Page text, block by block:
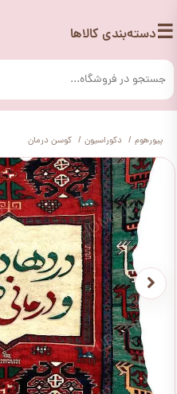
☰دسته‌بندی کالاها
پیورهوم دکوراسیون کوسن درمان